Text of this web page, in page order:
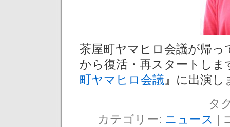
茶屋町ヤマヒロ会議が帰っ
から復活・再スタートしま
町ヤマヒロ会議 』に出演
タ
カテゴリー: ニュース |